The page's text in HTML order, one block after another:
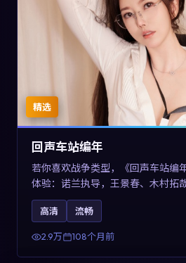
精选
回声车站编年
若你喜欢战争类型，《回声车站编
体验：诺兰执导，王景春、木村拓
片2017年于澳大利亚上映，内容用
则的温和反讽，关键词包含高清流
转，适合检索「2017战争」「澳大
高清 流畅
2.9万 108个月前